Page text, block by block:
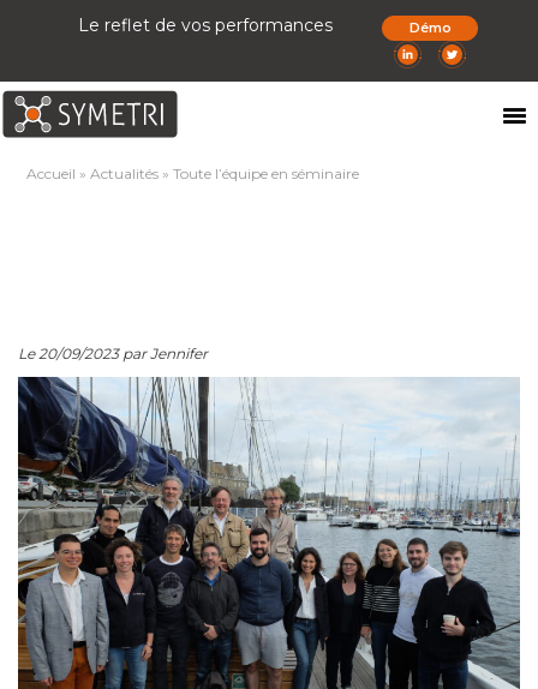
Le reflet de vos performances Démo
Accueil »Actualités »Toute l’équipe en séminaire
Le 20/09/2023 par Jennifer